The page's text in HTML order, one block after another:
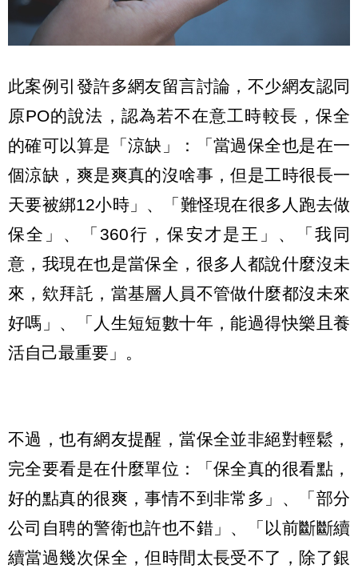
此案例引發許多網友留言討論，不少網友認同
原PO的說法，認為若不在意工時較長，保全
的確可以算是「涼缺」：「當過保全也是在一
個涼缺，爽是爽真的沒啥事，但是工時很長一
天要被綁12小時」、「難怪現在很多人跑去做
保全」、「360行，保安才是王」、「我同
意，我現在也是當保全，很多人都說什麼沒未
來，欸拜託，當基層人員不管做什麼都沒未來
好嗎」、「人生短短數十年，能過得快樂且養
活自己最重要」。
不過，也有網友提醒，當保全並非絕對輕鬆，
完全要看是在什麼單位：「保全真的很看點，
好的點真的很爽，事情不到非常多」、「部分
公司自聘的警衛也許也不錯」、「以前斷斷續
續當過幾次保全，但時間太長受不了，除了銀